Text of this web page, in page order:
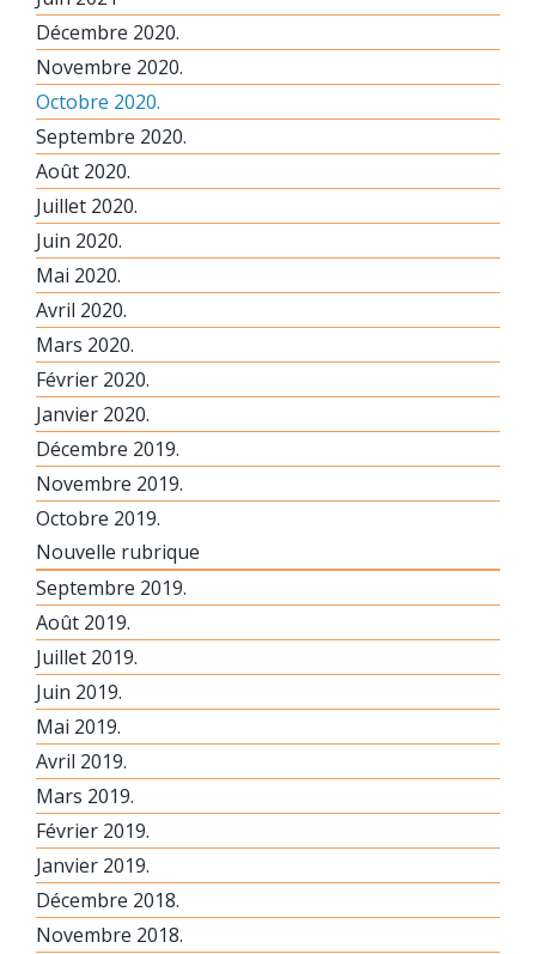
Décembre 2020.
Novembre 2020.
Octobre 2020.
Septembre 2020.
Août 2020.
Juillet 2020.
Juin 2020.
Mai 2020.
Avril 2020.
Mars 2020.
Février 2020.
Janvier 2020.
Décembre 2019.
Novembre 2019.
Octobre 2019.
Nouvelle rubrique
Septembre 2019.
Août 2019.
Juillet 2019.
Juin 2019.
Mai 2019.
Avril 2019.
Mars 2019.
Février 2019.
Janvier 2019.
Décembre 2018.
Novembre 2018.